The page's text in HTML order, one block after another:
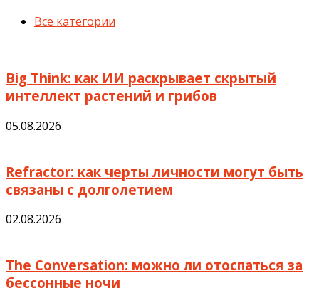
Все категории
Big Think: как ИИ раскрывает скрытый
интеллект растений и грибов
05.08.2026
Refractor: как черты личности могут быть
связаны с долголетием
02.08.2026
The Conversation: можно ли отоспаться за
бессонные ночи